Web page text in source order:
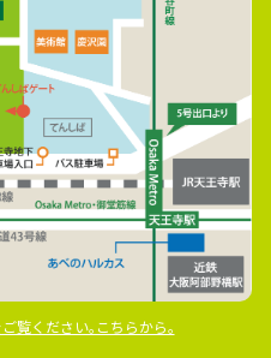
覧ください｡こちらから｡